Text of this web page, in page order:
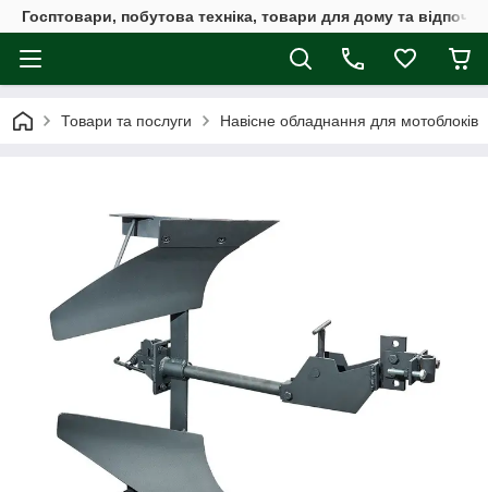
Госптовари, побутова техніка, товари для дому та
Товари та послуги Навісне обладнання для мотоблоків